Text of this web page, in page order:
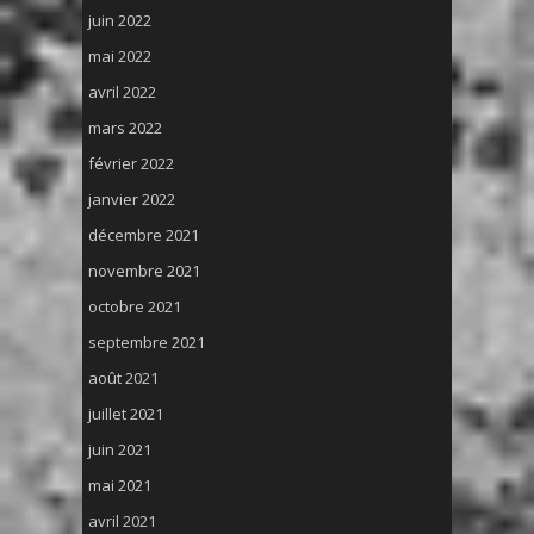
juin 2022
mai 2022
avril 2022
mars 2022
février 2022
janvier 2022
décembre 2021
novembre 2021
octobre 2021
septembre 2021
août 2021
juillet 2021
juin 2021
mai 2021
avril 2021